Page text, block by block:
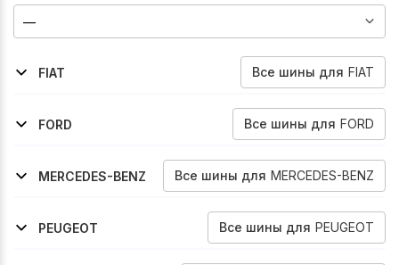
FIAT Все шины для FIAT
2007-2012
FORD
Все шины для FORD
2006-2014
MERCEDES-BENZ
Все шины для MERCEDES-BENZ
1996-2006
2006-2018
2018-2026
PEUGEOT
Все шины для PEUGEOT
2002-2006